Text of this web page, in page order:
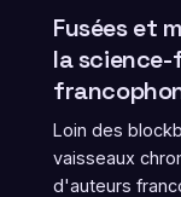
Fusées et
la
Loin des
vaisseaux
d'auteurs